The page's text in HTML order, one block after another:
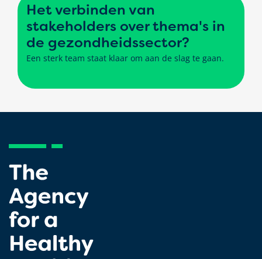
Het verbinden van
stakeholders over thema's in
de gezondheidssector?
Een sterk team staat klaar om aan de slag te gaan.